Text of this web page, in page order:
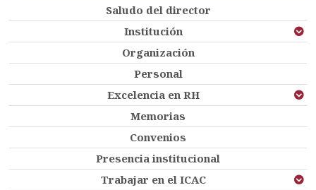
Saludo del director
Institución
Organización
Personal
Excelencia en RH
Memorias
Convenios
Presencia institucional
Trabajar en el ICAC